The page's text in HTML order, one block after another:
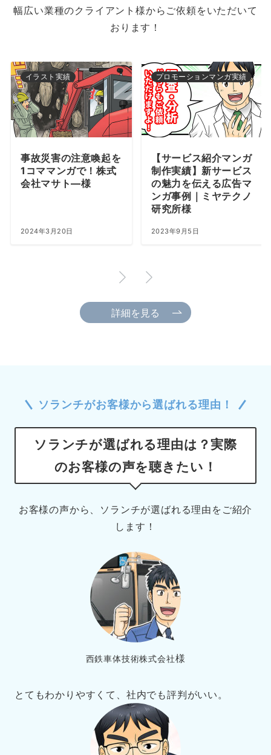
幅広い業種のクライアント様からご依頼をいただいて
おります！
プロモーションマンガ実績
【サービス紹介マンガ
制作実績】新サービス
の魅力を伝える広告マ
2023年9月5日
プロモーションマンガ実績
【サービス紹介マンガ
制作実績】住宅メーカ
ーのWebサイト掲載
用縦読みマンガ事例｜
イエタッタ様
2023年6月14日
詳細を見る
ソランチがお客様から選ばれる理由！
ソランチが選ばれる理由は？実際
のお客様の声を聴きたい ！
お客様の声から、ソランチが選ばれる理由をご紹介
します！
西鉄車体技術株式会社様
とてもわかりやすくて、社内でも評判がいい。